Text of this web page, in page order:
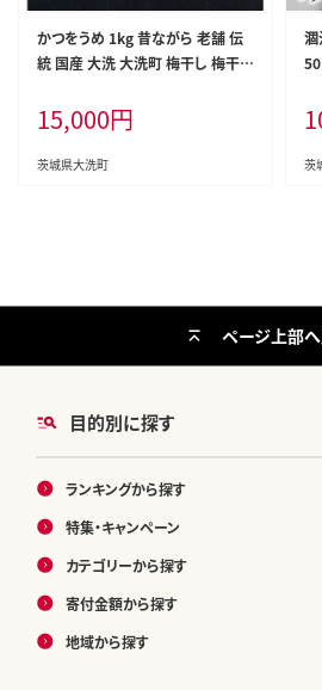
かつをうめ 1kg 昔ながら 老舗 伝
統 国産 大洗 大洗町 梅干し 梅干
15,000円
茨城県大洗町
涸
茨
目的別に探す
ランキングから探す
特集・キャンペーン
カテゴリーから探す
寄付金額から探す
地域から探す
ページ上部